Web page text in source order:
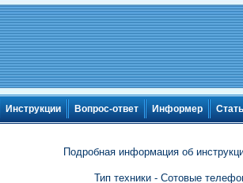
Инструкции Вопрос-ответ Информер
Подробная информация об
Тип техники - Сотовые